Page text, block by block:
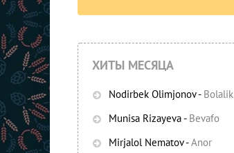
ХИТЫ МЕСЯЦА
Nodirbek Olimjonov- Bolalikning ko'chalari
Munisa Rizayeva- Bevafo
Mirjalol Nematov-Anor